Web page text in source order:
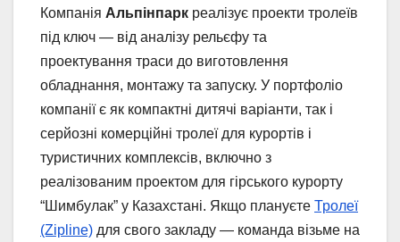
Компанія Альпінпарк реалізує проекти тролеїв
під ключ — від аналізу рельєфу та
проектування траси до виготовлення
обладнання, монтажу та запуску. У портфоліо
компанії є як компактні дитячі варіанти, так і
серйозні комерційні тролеї для курортів і
туристичних комплексів, включно з
реалізованим проектом для гірського курорту
“Шимбулак” у Казахстані. Якщо плануєте Тролеї
(Zipline) для свого закладу — команда візьме на